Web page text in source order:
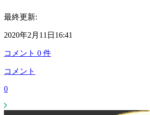
最終更新:
2020年2月11日16:41
コメント 0 件
コメント
0